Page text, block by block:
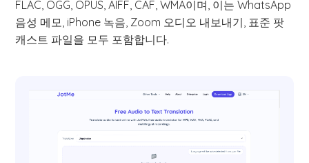
FLAC, OGG, OPUS, AIFF, CAF, WMA이며, 이는 WhatsApp
음성 메모, iPhone 녹음, Zoom 오디오 내보내기, 표준 팟
캐스트 파일을 모두 포함합니다.